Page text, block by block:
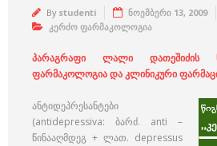
By studenti
ნოემბერი 13, 2009
კერძო ფარმაკოლოგია
პარაგრაფი ლალი დათეშიძის
ფარმაკოლოგია და კლინიკური
ანტიდეპრესანტები
(antidepressiva: ბარძ. anti –
წინააღმდეგ + ლათ. depressus